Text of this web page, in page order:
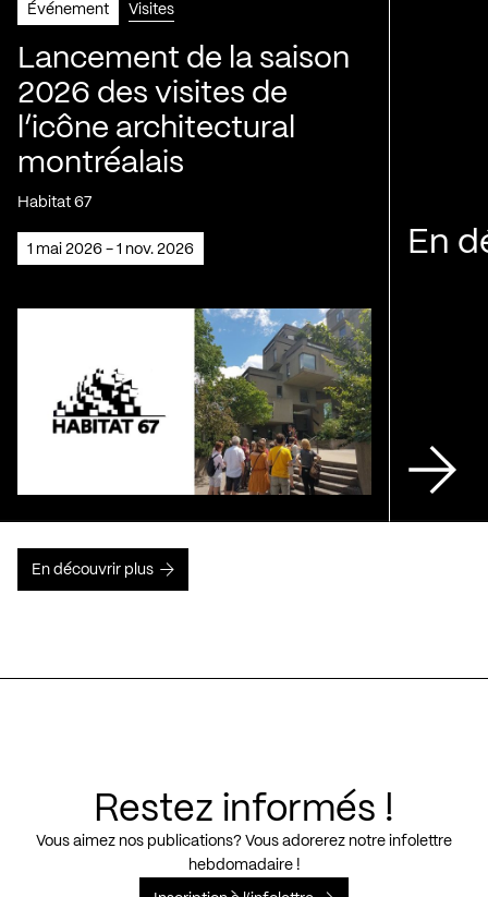
Événement Visites
Lancement de la saison
2026 des visites de
l’icône architectural
montréalais
Habitat 67
1 mai 2026 - 1 nov. 2026 En
En découvrir plus
Restez informés !
Vous aimez nos publications? Vous adorerez notre infolettre
hebdomadaire !